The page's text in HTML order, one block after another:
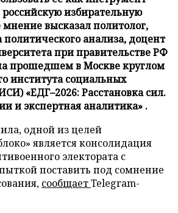
избирательную
высказал политолог,
анализа, доцент
при правительстве РФ
прошедшем в Москве круглом
института социальных
«ЕДГ–2026: Расстановка сил.
и экспертная аналитика» .
одной из целей
является консолидация
электората с
поставить под сомнение
сообщаетTelegram-